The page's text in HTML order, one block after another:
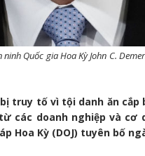
ninh Quốc gia Hoa Kỳ John C.
truy tố vì tội danh ăn
các doanh nghiệp và cơ
Hoa Kỳ (DOJ) tuyên bố